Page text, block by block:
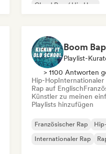
Cloud Rap / Hip Hop
Nederhop/Dutch Hip-
Playlist-
> 1100 Antworten
Hip-HopInternationaler
Rap auf Englisch
Künstler zu meinen
Playlists hinzufügen
Französischer Rap
Internationaler Rap